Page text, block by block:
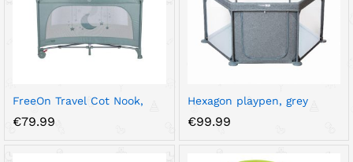
FreeOn Travel Cot Nook,
€79.99
Hexagon playpen, grey
€99.99